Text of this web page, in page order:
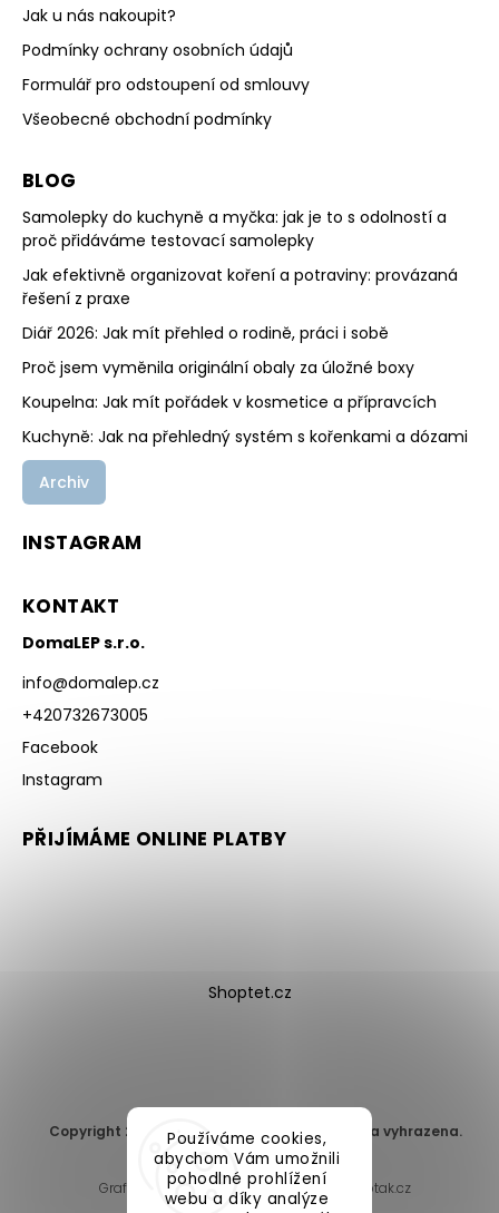
Používáme cookies,
abychom Vám umožnili
pohodlné prohlížení
webu a díky analýze
Jak u nás nakoupit?
Podmínky ochrany osobních údajů
Formulář pro odstoupení od smlouvy
Všeobecné obchodní podmínky
BLOG
Samolepky do kuchyně a myčka: jak je to s odolností a
proč přidáváme testovací samolepky
Jak efektivně organizovat koření a potraviny: provázaná
řešení z praxe
Diář 2026: Jak mít přehled o rodině, práci i sobě
Proč jsem vyměnila originální obaly za úložné boxy
Koupelna: Jak mít pořádek v kosmetice a přípravcích
Kuchyně: Jak na přehledný systém s kořenkami a dózami
Archiv
INSTAGRAM
KONTAKT
DomaLEP s.r.o.
info@domalep.cz
+420732673005
Facebook
Instagram
PŘIJÍMÁME ONLINE PLATBY
Shoptet.cz
Copyright 2026 DomaLEP s.r.o. . Všechna práva vyhrazena.
Upravit nastavení cookies
Grafický návrh vytvořil a nakódoval
Shoptak.cz